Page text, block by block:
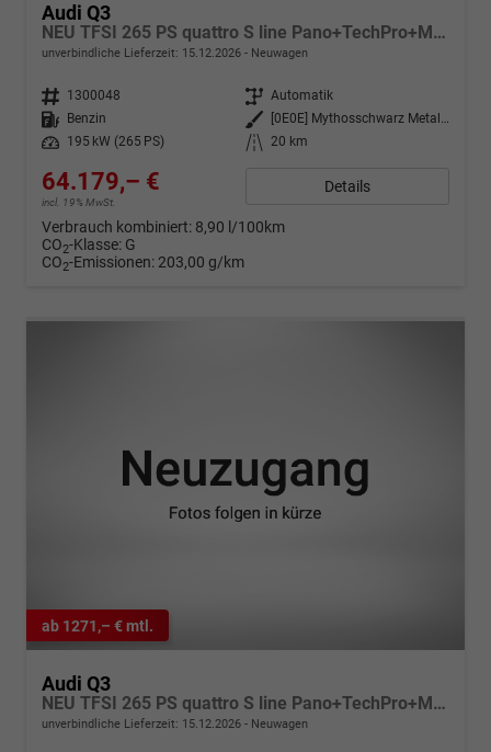
Audi Q3
NEU TFSI 265 PS quattro S line Pano+TechPro+Matrix+AHK+HUD+Alu20+KlimaPlus+DCC+SONOS
unverbindliche Lieferzeit: 15.12.2026 Neuwagen
Fahrzeugnr. 1300048 Getriebe Automatik
Kraftstoff
Benzin Außenfarbe
[0E0E] Mythosschwarz Metallic
Leistung
195 kW (265 PS) Kilometerstand 20 km
64.179,– €
incl. 19% MwSt.
Details
Verbrauch kombiniert: 8,90 l/100km
CO2-Klasse: G
CO2-Emissionen: 203,00 g/km
ab 1271,– € mtl.
Audi Q3
NEU TFSI 265 PS quattro S line Pano+TechPro+Matrix+AHK+HUD+Alu20+KlimaPlus+DCC+SONOS
unverbindliche Lieferzeit: 15.12.2026 Neuwagen